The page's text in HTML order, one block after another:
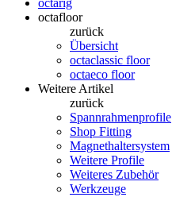
octarig
octafloor
zurück
Übersicht
octaclassic floor
octaeco floor
Weitere Artikel
zurück
Spannrahmenprofile
Shop Fitting
Magnethaltersystem
Weitere Profile
Weiteres Zubehör
Werkzeuge